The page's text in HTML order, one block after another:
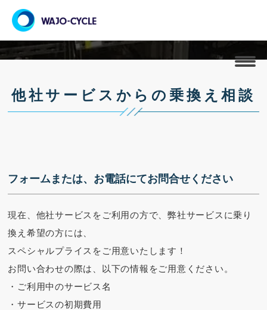
他社サービスからの乗換え相談
フォームまたは、お電話にてお問合せください
現在、他社サービスをご利用の方で、弊社サービスに乗り
換え希望の方には、
スペシャルプライスをご用意いたします！
お問い合わせの際は、以下の情報をご用意ください。
・ご利用中のサービス名
・サービスの初期費用